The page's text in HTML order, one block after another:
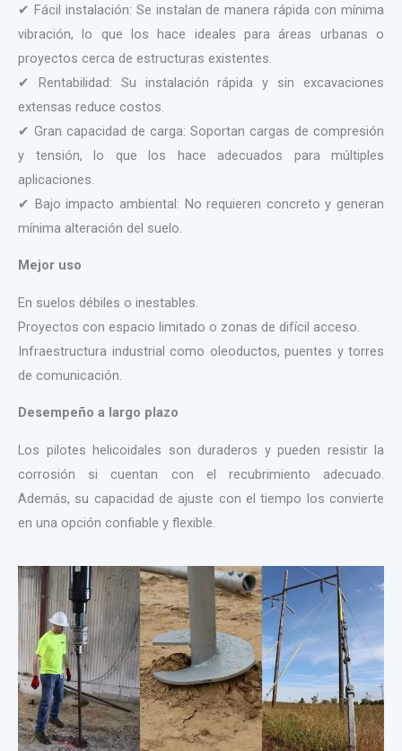
✔ Fácil instalación: Se instalan de manera rápida con mínima
vibración, lo que los hace ideales para áreas urbanas o
proyectos cerca de estructuras existentes.
✔ Rentabilidad: Su instalación rápida y sin excavaciones
extensas reduce costos.
✔ Gran capacidad de carga: Soportan cargas de compresión
y tensión, lo que los hace adecuados para múltiples
aplicaciones.
✔ Bajo impacto ambiental: No requieren concreto y generan
mínima alteración del suelo.
Mejor uso
En suelos débiles o inestables.
Proyectos con espacio limitado o zonas de difícil acceso.
Infraestructura industrial como oleoductos, puentes y torres
de comunicación.
Desempeño a largo plazo
Los pilotes helicoidales son duraderos y pueden resistir la
corrosión si cuentan con el recubrimiento adecuado.
Además, su capacidad de ajuste con el tiempo los convierte
en una opción confiable y flexible.